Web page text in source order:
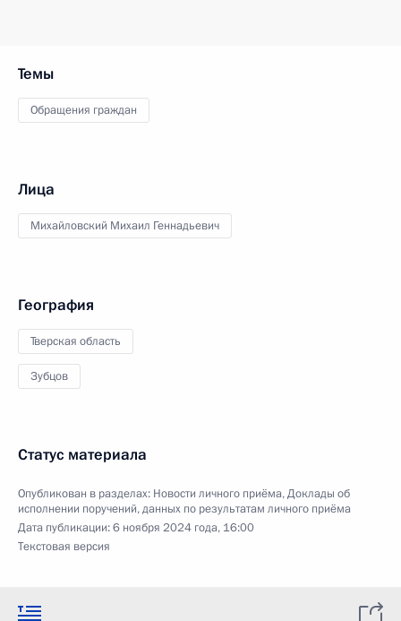
Темы
Обращения граждан
Лица
Михайловский Михаил Геннадьевич
География
Тверская область
Зубцов
Статус материала
Опубликован в разделах: Новости личного приёма,Доклады об
исполнении поручений, данных по результатам личного приёма
Дата публикации:6 ноября 2024 года, 16:00
Текстовая версия